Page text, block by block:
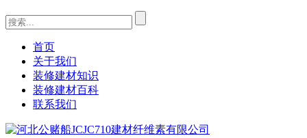
首页
关于我们
装修建材知识
装修建材百科
联系我们